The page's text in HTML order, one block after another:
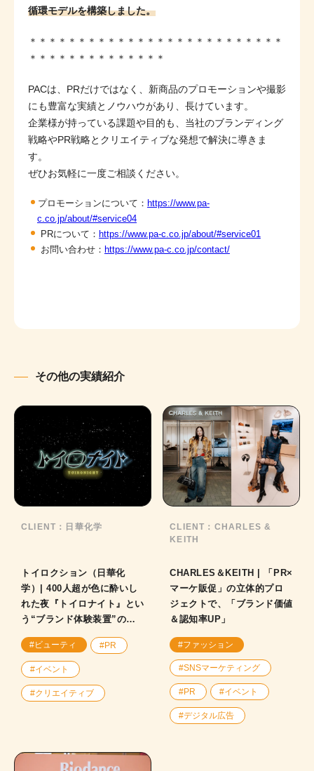
循環モデルを構築しました。
＊＊＊＊＊＊＊＊＊＊＊＊＊＊＊＊＊＊＊＊＊＊＊＊＊＊
＊＊＊＊＊＊＊＊＊＊＊＊＊＊
PACは、PRだけではなく、新商品のプロモーションや撮影
にも豊富な実績とノウハウがあり、長けています。
企業様が持っている課題や目的も、当社のブランディング
戦略やPR戦略とクリエイティブな発想で解決に導きま
す。
ぜひお気軽に一度ご相談ください。
プロモーションについて： https://www.pa-
c.co.jp/about/#service04
PRについて： https://www.pa-c.co.jp/about/#service01
お問い合わせ： https://www.pa-c.co.jp/contact/
その他の実績紹介
CLIENT： 日華化学
トイロクション（日華化
学）| 400人超が色に酔いし
れた夜『トイロナイト』とい
う“ブランド体験装置”の裏
側！
#ビューティ #PR
#イベント
#クリエイティブ
CLIENT： CHARLES &
KEITH
CHARLES＆KEITH | 「PR×
マーケ販促」の立体的プロ
ジェクトで、「ブランド価値
＆認知率UP」
#ファッション
#SNSマーケティング
#PR #イベント
#デジタル広告